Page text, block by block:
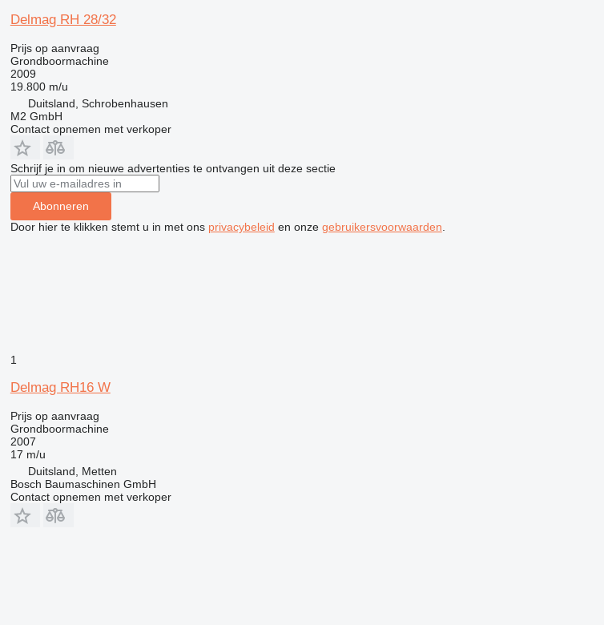
Delmag RH 28/32
Prijs op aanvraag
Grondboormachine
2009
19.800 m/u
Duitsland, Schrobenhausen
M2 GmbH
Contact opnemen met verkoper
Schrijf je in om nieuwe advertenties te ontvangen uit deze sectie
Abonneren
Door hier te klikken stemt u in met ons privacybeleid en onze gebruikersvoorwaarden
1
Delmag RH16 W
Prijs op aanvraag
Grondboormachine
2007
17 m/u
Duitsland, Metten
Bosch Baumaschinen GmbH
Contact opnemen met verkoper